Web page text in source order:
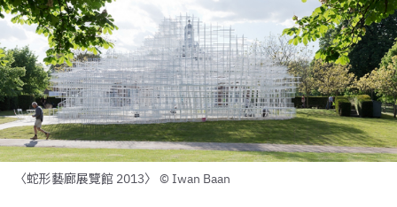
〈蛇形藝廊展覽館 2013〉 © Iwan Baan